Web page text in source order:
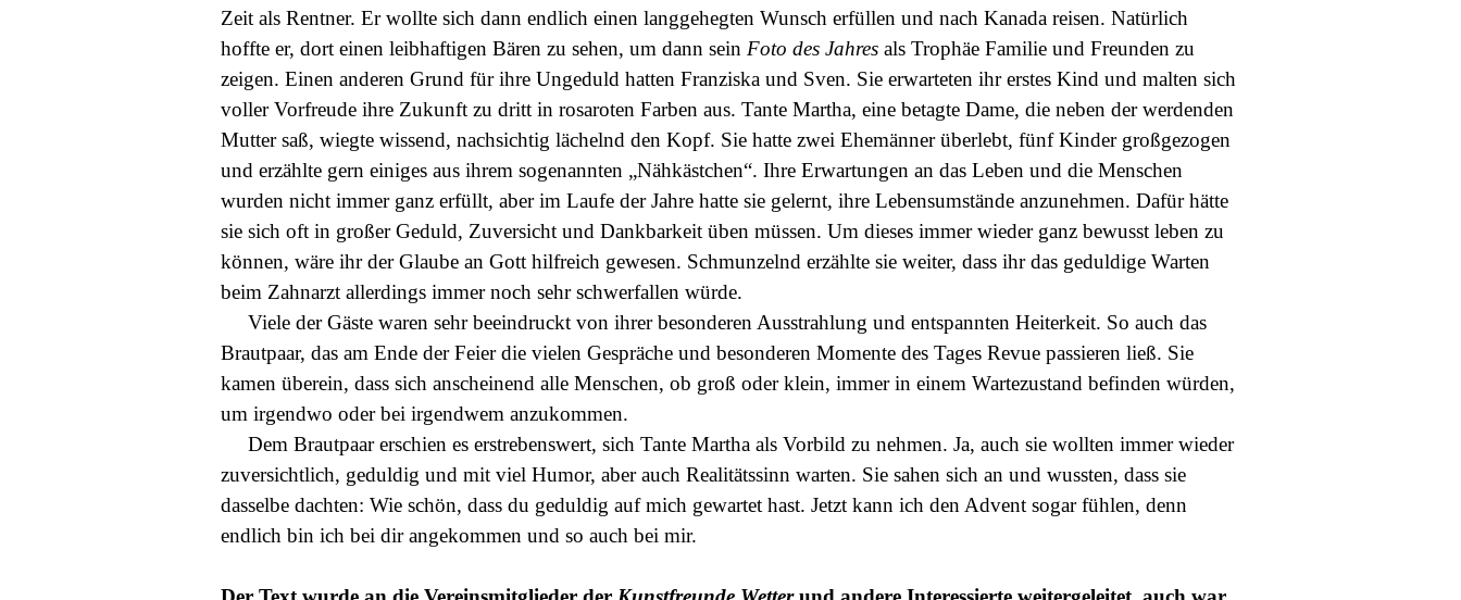
Zeit als Rentner. Er wollte sich dann endlich einen langgehegten Wunsch erfüllen und nach Kanada reisen. Natürlich
hoffte er, dort einen leibhaftigen Bären zu sehen, um dann sein Foto des Jahresals Trophäe Familie und Freunden zu
zeigen. Einen anderen Grund für ihre Ungeduld hatten Franziska und Sven. Sie erwarteten ihr erstes Kind und malten sich
voller Vorfreude ihre Zukunft zu dritt in rosaroten Farben aus. Tante Martha, eine betagte Dame, die neben der werdenden
Mutter saß, wiegte wissend, nachsichtig lächelnd den Kopf. Sie hatte zwei Ehemänner überlebt, fünf Kinder großgezogen
und erzählte gern einiges aus ihrem sogenannten „Nähkästchen“. Ihre Erwartungen an das Leben und die Menschen
wurden nicht immer ganz erfüllt, aber im Laufe der Jahre hatte sie gelernt, ihre Lebensumstände anzunehmen. Dafür hätte
sie sich oft in großer Geduld, Zuversicht und Dankbarkeit üben müssen. Um dieses immer wieder ganz bewusst leben zu
können, wäre ihr der Glaube an Gott hilfreich gewesen. Schmunzelnd erzählte sie weiter, dass ihr das geduldige Warten
beim Zahnarzt allerdings immer noch sehr schwerfallen würde.
Viele der Gäste waren sehr beeindruckt von ihrer besonderen Ausstrahlung und entspannten Heiterkeit. So auch das
Brautpaar, das am Ende der Feier die vielen Gespräche und besonderen Momente des Tages Revue passieren ließ. Sie
kamen überein, dass sich anscheinend alle Menschen, ob groß oder klein, immer in einem Wartezustand befinden würden,
um irgendwo oder bei irgendwem anzukommen.
Dem Brautpaar erschien es erstrebenswert, sich Tante Martha als Vorbild zu nehmen. Ja, auch sie wollten immer wieder
zuversichtlich, geduldig und mit viel Humor, aber auch Realitätssinn warten. Sie sahen sich an und wussten, dass sie
dasselbe dachten: Wie schön, dass du geduldig auf mich gewartet hast. Jetzt kann ich den Advent sogar fühlen, denn
endlich bin ich bei dir angekommen und so auch bei mir.